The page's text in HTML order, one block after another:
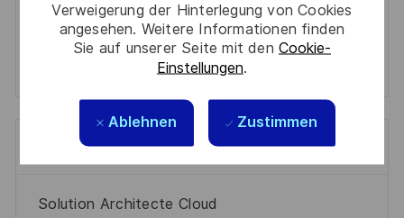
Verweigerung der Hinterlegung von Cookies
angesehen. Weitere Informationen finden
Sie auf unserer Seite mit den Cookie-
Einstellungen.
Ablehnen Zustimmen
Get Started
Ähnliche Jobs
Solution Architecte Cloud